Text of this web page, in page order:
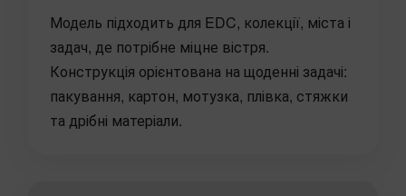
Модель підходить для EDC, колекції, міста і
задач, де потрібне міцне вістря.
Конструкція орієнтована на щоденні задачі:
пакування, картон, мотузка, плівка, стяжки
та дрібні матеріали.